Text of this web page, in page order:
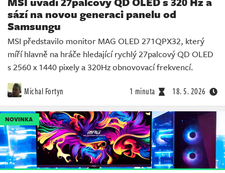
sází na novou generaci panelu od
Samsungu
MSI představilo monitor MAG OLED 271QPX32, který
míří hlavně na hráče hledající rychlý 27palcový QD OLED
s 2560 x 1440 pixely a 320Hz obnovovací frekvencí.
Michal Fortyn 1 minuta 18. 5. 2026
NOVINKA